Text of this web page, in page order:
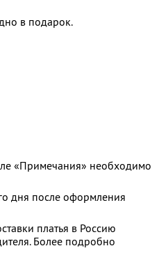
в подарок.
«Примечания» необходимо
дня после оформления
платья в Россию
Более подробно